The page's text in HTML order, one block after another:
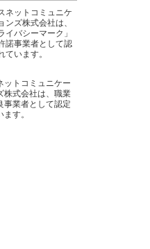
ネットコミュニケ
ンズ株式会社は、
イバシーマーク」
諾事業者として認
ています。
ットコミュニケー
株式会社は、職業
事業者として認定
す。